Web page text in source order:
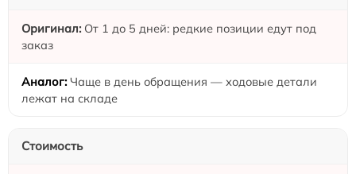
От 1 до 5 дней: редкие позиции едут под
заказ
Чаще в день обращения — ходовые детали
лежат на складе
Стоимость